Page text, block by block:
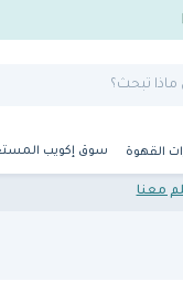
القهوة سوق إكويب
معنا